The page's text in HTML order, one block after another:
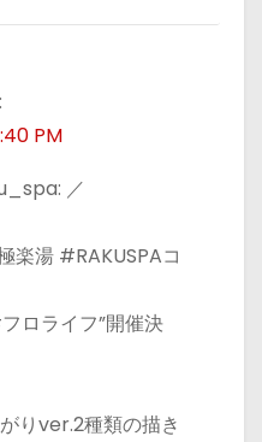
PM
／
湯 #RAKUSPAコ
ロライフ”開催決
りver.2種類の描き